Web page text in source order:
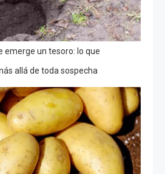
emerge un tesoro: lo que
allá de toda sospecha